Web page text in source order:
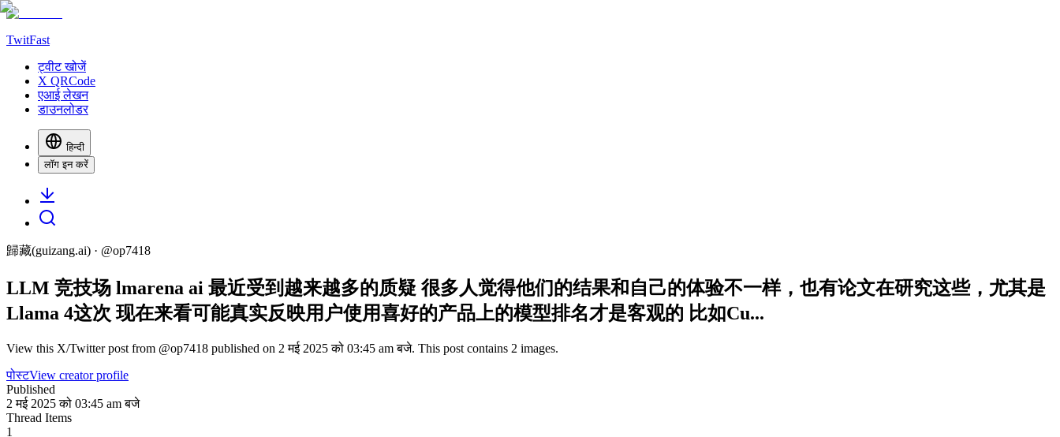
TwitFast
ट्वीट खोजें
X QRCode
एआई लेखन
डाउनलोडर
हिन्दी
लॉग इन करें
歸藏(guizang.ai) · @op7418
LLM 竞技场 lmarena ai 最近受到越来越多的质疑 很多人觉得他们的结果和自己的体验不一样，也有论文在研究这些，尤其是
Llama 4这次 现在来看可能真实反映用户使用喜好的产品上的模型排名才是客观的 比如Cu...
View this X/Twitter post from @op7418 published on 2 मई 2025 को 03:45 am बजे. This post contains 2 images.
पोस्टView creator profile
Published
2 मई 2025 को 03:45 am बजे
Thread Items
1